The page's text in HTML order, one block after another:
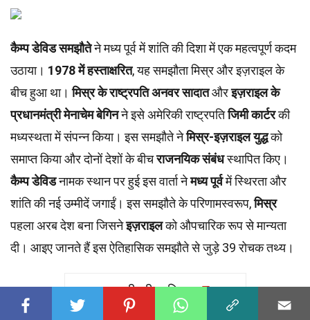
कैम्प डेविड समझौतेने मध्य पूर्व में शांति की दिशा में एक महत्वपूर्ण कदम
उठाया। 1978 में हस्ताक्षरित, यह समझौता मिस्र और इज़राइल के
बीच हुआ था।मिस्र के राष्ट्रपति अनवर सादातऔरइज़राइल के
प्रधानमंत्री मेनाचेम बेगिनने इसे अमेरिकी राष्ट्रपतिजिमी कार्टरकी
मध्यस्थता में संपन्न किया। इस समझौते नेमिस्र-इज़राइल युद्धको
समाप्त किया और दोनों देशों के बीचराजनयिक संबंधस्थापित किए।
कैम्प डेविडनामक स्थान पर हुई इस वार्ता नेमध्य पूर्वमें स्थिरता और
शांति की नई उम्मीदें जगाईं। इस समझौते के परिणामस्वरूप,मिस्र
पहला अरब देश बना जिसनेइज़राइलको औपचारिक रूप से मान्यता
दी। आइए जानते हैं इस ऐतिहासिक समझौते से जुड़े 39 रोचक तथ्य।
सामग्री की तालिका